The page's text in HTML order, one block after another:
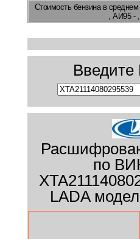
Стоимость бензинав среднем
, АИ95 -
по
LADA